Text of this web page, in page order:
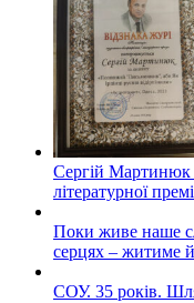
Сергій Мартинюк
літературної
Поки живе наше
серцях – житиме
СОУ. 35 років.